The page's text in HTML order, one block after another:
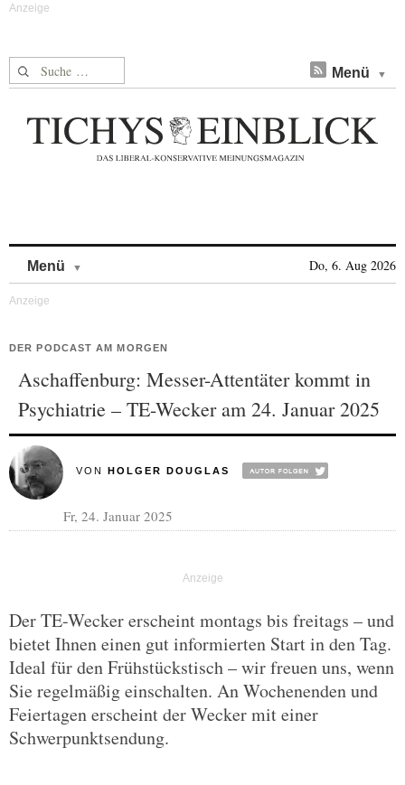
Suche nach: Menü
Menü Do, 6. Aug 2026
DER PODCAST AM MORGEN
Aschaffenburg: Messer-Attentäter kommt in
Psychiatrie – TE-Wecker am 24. Januar 2025
VON HOLGER DOUGLAS
Fr, 24. Januar 2025
Der TE-Wecker erscheint montags bis freitags – und
bietet Ihnen einen gut informierten Start in den Tag.
Ideal für den Frühstückstisch – wir freuen uns, wenn
Sie regelmäßig einschalten. An Wochenenden und
Feiertagen erscheint der Wecker mit einer
Schwerpunktsendung.